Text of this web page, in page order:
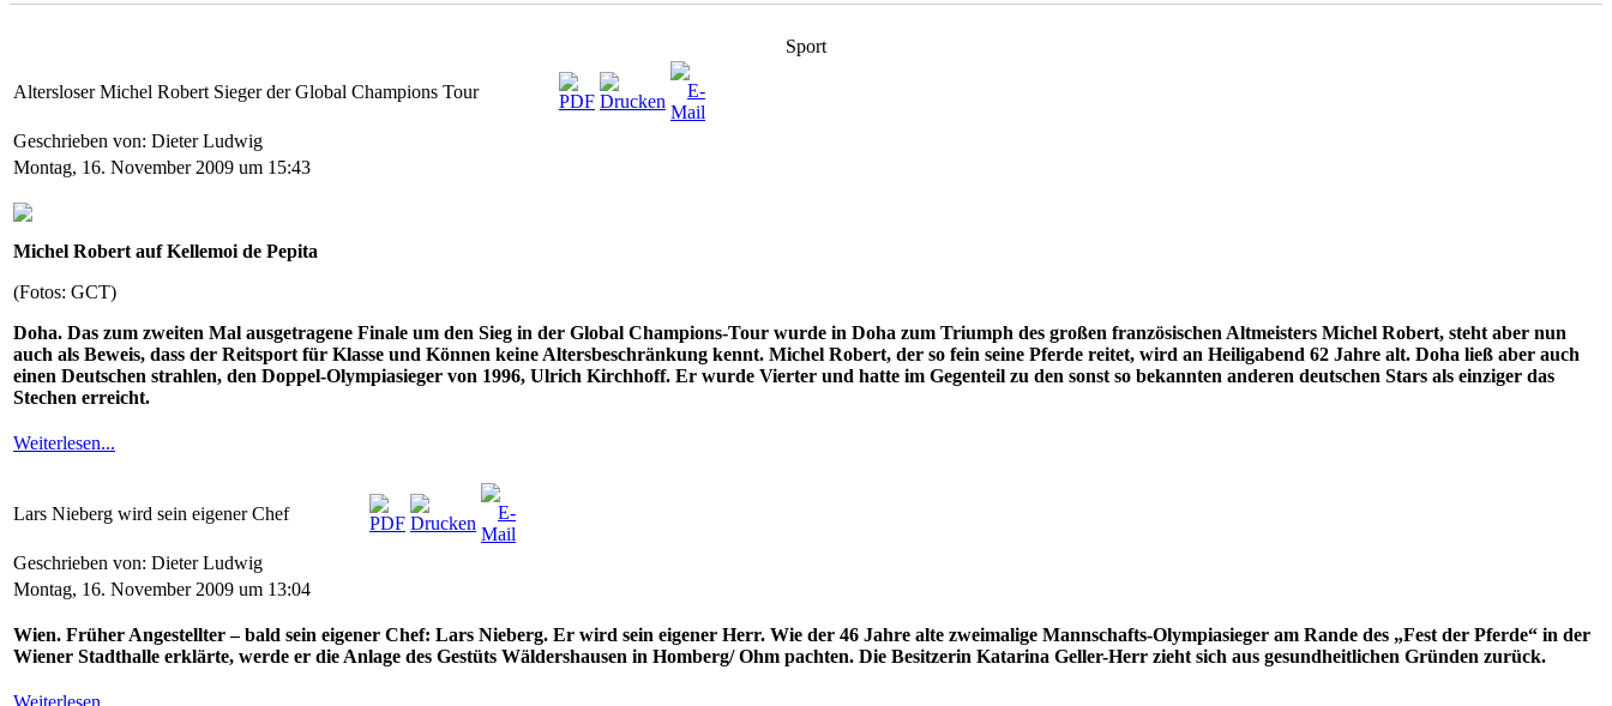
Sport
Altersloser Michel Robert Sieger der Global Champions Tour
Geschrieben von: Dieter Ludwig
Montag, 16. November 2009 um 15:43
Michel Robert auf Kellemoi de Pepita
(Fotos: GCT)
Doha. Das zum zweiten Mal ausgetragene Finale um den Sieg in der Global Champions-Tour wurde in Doha zum Triumph des großen französischen Altmeisters Michel Robert, steht aber nun
auch als Beweis, dass der Reitsport für Klasse und Können keine Altersbeschränkung kennt. Michel Robert, der so fein seine Pferde reitet, wird an Heiligabend 62 Jahre alt. Doha ließ aber auch
einen Deutschen strahlen, den Doppel-Olympiasieger von 1996, Ulrich Kirchhoff. Er wurde Vierter und hatte im Gegenteil zu den sonst so bekannten anderen deutschen Stars als einziger das
Stechen erreicht.
Weiterlesen...
Lars Nieberg wird sein eigener Chef
Geschrieben von: Dieter Ludwig
Montag, 16. November 2009 um 13:04
Wien. Früher Angestellter – bald sein eigener Chef: Lars Nieberg. Er wird sein eigener Herr. Wie der 46 Jahre alte zweimalige Mannschafts-Olympiasieger am Rande des „Fest der Pferde“ in der
Wiener Stadthalle erklärte, werde er die Anlage des Gestüts Wäldershausen in Homberg/ Ohm pachten. Die Besitzerin Katarina Geller-Herr zieht sich aus gesundheitlichen Gründen zurück.